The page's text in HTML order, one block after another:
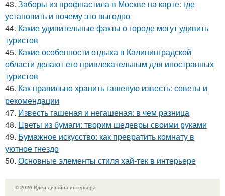
43. Заборы из профнастила в Москве на карте: где
установить и почему это выгодно
44. Какие удивительные факты о городе могут удивить
туристов
45. Какие особенности отдыха в Калининградской
области делают его привлекательным для иностранных
туристов
46. Как правильно хранить гашеную известь: советы и
рекомендации
47. Известь гашеная и негашеная: в чем разница
48. Цветы из бумаги: творим шедевры своими руками
49. Бумажное искусство: как превратить комнату в
уютное гнездо
50. Основные элементы стиля хай-тек в интерьере
© 2026 Идеи дизайна интерьера